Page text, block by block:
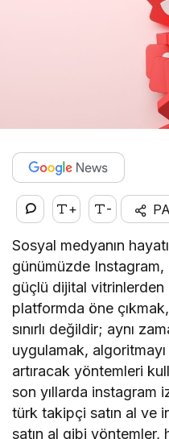
+ -
Sosyal medyanın
günümüzde
güçlü dijital vitrinlerden
platformda öne
sınırlı değildir; aynı
uygulamak,
artıracak yöntemleri
son yıllarda instagram
türk takipçi satın al ve
satın al gibi yöntemler,